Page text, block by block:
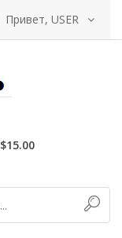
Привет, USER
$15.00